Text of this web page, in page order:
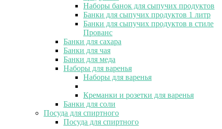
Наборы банок для сыпучих продуктов
Банки для сыпучих продуктов 1 литр
Банки для сыпучих продуктов в стиле
Прованс
Банки для сахара
Банки для чая
Банки для меда
Наборы для варенья
Наборы для варенья
Креманки и розетки для варенья
Банки для соли
Посуда для спиртного
Посуда для спиртного